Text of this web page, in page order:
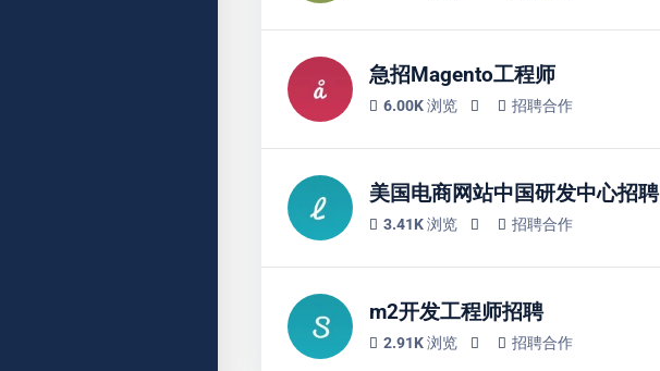
急招Magento工程师
6.00K 浏览 招聘合作
美国电商网站中国研发中心招聘
3.41K 浏览 招聘合作
m2开发工程师招聘
2.91K 浏览 招聘合作